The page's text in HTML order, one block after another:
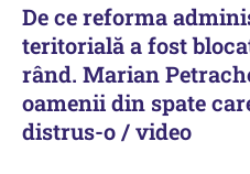
De ce reforma
teritorială a fost
rând. Marian
oamenii din spate
distrus-o / video